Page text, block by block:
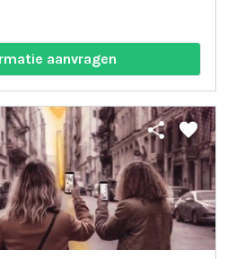
aanvragen
share favorite